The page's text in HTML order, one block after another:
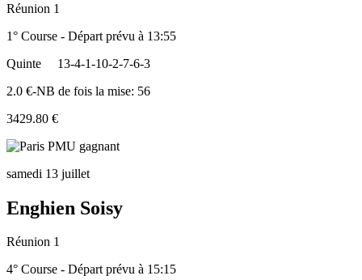
Réunion 1
1° Course - Départ prévu à 13:55
Quinte
13-4-1-10-2-7-6-3
2.0 €-NB de fois la mise: 56
3429.80 €
samedi 13 juillet
Enghien Soisy
Réunion 1
4° Course - Départ prévu à 15:15